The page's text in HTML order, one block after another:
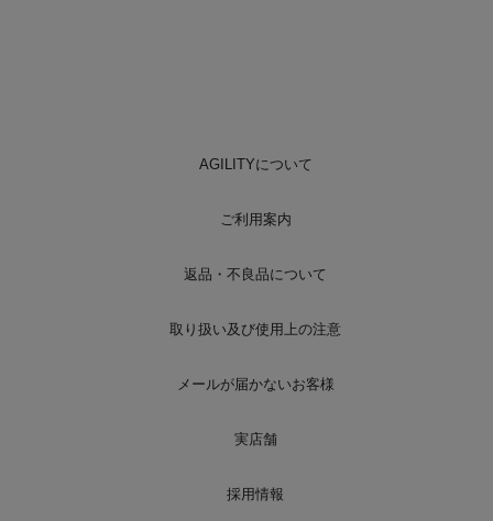
AGILITYについて
ご利用案内
返品・不良品について
取り扱い及び使用上の注意
メールが届かないお客様
実店舗
採用情報